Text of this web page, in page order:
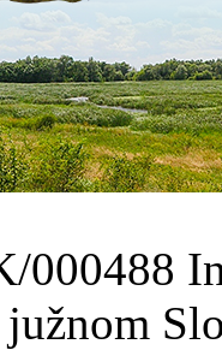
000488